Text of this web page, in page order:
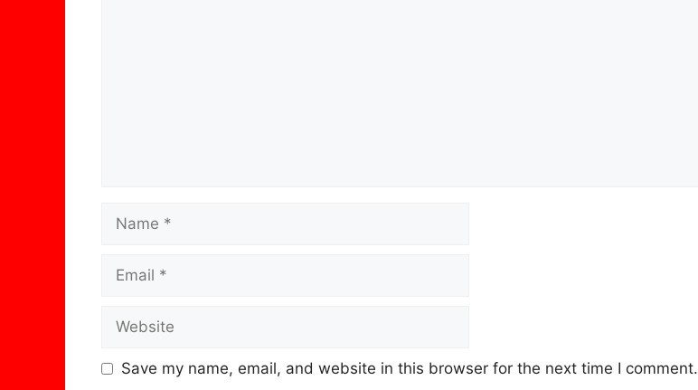
Save my name, email, and website in this browser for the next time I comment.